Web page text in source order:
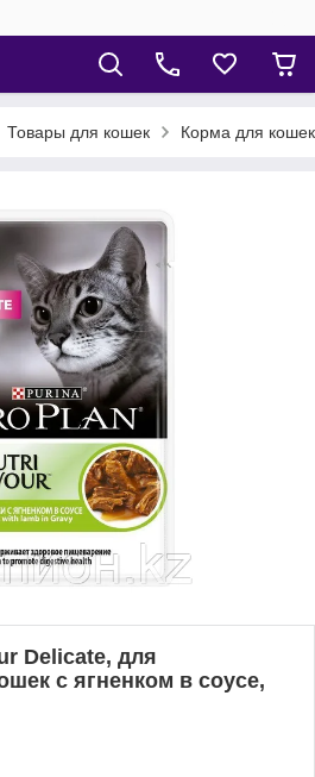
Товары для кошек Корма для кошек
Delicate, для
с ягненком в соусе,